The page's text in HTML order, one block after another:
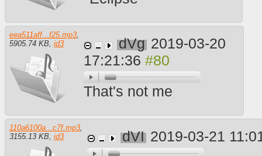
eea511aff...f25.mp3
5905.74 KB id3 dVg 2019-03-20
17:21:36
That's not me
110a6100a...c7f.mp3
3155.13 KB id3 dVI 2019-03-21